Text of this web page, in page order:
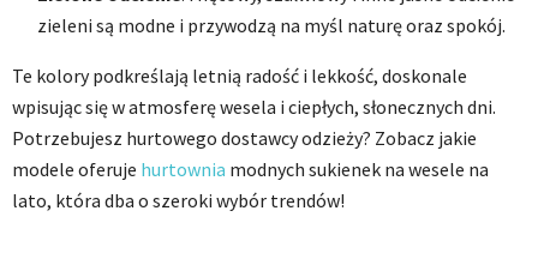
zieleni są modne i przywodzą na myśl naturę oraz spokój.
Te kolory podkreślają letnią radość i lekkość, doskonale
wpisując się w atmosferę wesela i ciepłych, słonecznych dni.
Potrzebujesz hurtowego dostawcy odzieży? Zobacz jakie
modele oferuje hurtownia modnych sukienek na wesele na
lato, która dba o szeroki wybór trendów!